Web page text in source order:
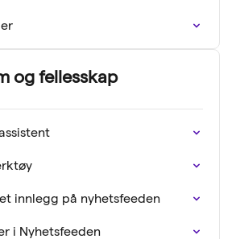
og fellesskap
innlegg på nyhetsfeeden
i Nyhetsfeeden